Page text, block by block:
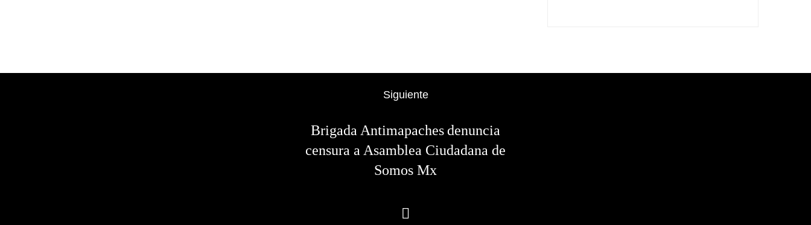
Siguiente
Brigada Antimapaches denuncia
censura a Asamblea Ciudadana de
Somos Mx